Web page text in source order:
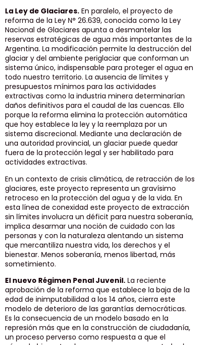
La Ley de Glaciares. En paralelo, el proyecto de
reforma de la Ley N° 26.639, conocida como la Ley
Nacional de Glaciares apunta a desmantelar las
reservas estratégicas de agua más importantes de la
Argentina. La modificación permite la destrucción del
glaciar y del ambiente periglaciar que conforman un
sistema único, indispensable para proteger el agua en
todo nuestro territorio. La ausencia de límites y
presupuestos mínimos para las actividades
extractivas como la industria minera determinarían
daños definitivos para el caudal de las cuencas. Ello
porque la reforma elimina la protección automática
que hoy establece la ley y la reemplaza por un
sistema discrecional. Mediante una declaración de
una autoridad provincial, un glaciar puede quedar
fuera de la protección legal y ser habilitado para
actividades extractivas.
En un contexto de crisis climática, de retracción de los
glaciares, este proyecto representa un gravísimo
retroceso en la protección del agua y de la vida. En
esta línea de conexidad este proyecto de extracción
sin límites involucra un déficit para nuestra soberanía,
implica desarmar una noción de cuidado con las
personas y con la naturaleza alentando un sistema
que mercantiliza nuestra vida, los derechos y el
bienestar. Menos soberanía, menos libertad, más
sometimiento.
El nuevo Régimen Penal Juvenil. La reciente
aprobación de la reforma que establece la baja de la
edad de inimputabilidad a los 14 años, cierra este
modelo de deterioro de las garantías democráticas.
Es la consecuencia de un modelo basado en la
represión más que en la construcción de ciudadanía,
un proceso perverso como respuesta a que el